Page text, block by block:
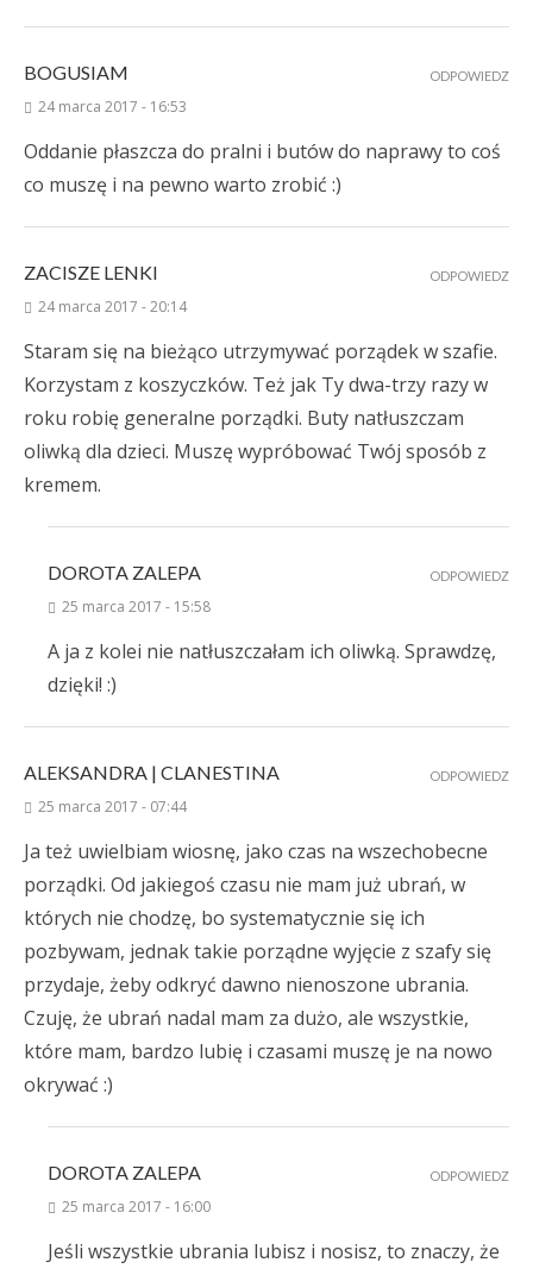
BOGUSIAM
24 marca 2017 - 16:53
Oddanie płaszcza do pralni i butów do naprawy to coś
co muszę i na pewno warto zrobić :)
ODPOWIEDZ
ZACISZE LENKI
24 marca 2017 - 20:14
Staram się na bieżąco utrzymywać porządek w szafie.
Korzystam z koszyczków. Też jak Ty dwa-trzy razy w
roku robię generalne porządki. Buty natłuszczam
oliwką dla dzieci. Muszę wypróbować Twój sposób z
kremem.
ODPOWIEDZ
DOROTA ZALEPA
25 marca 2017 - 15:58
A ja z kolei nie natłuszczałam ich oliwką. Sprawdzę,
dzięki! :)
ODPOWIEDZ
ALEKSANDRA | CLANESTINA
25 marca 2017 - 07:44
Ja też uwielbiam wiosnę, jako czas na wszechobecne
porządki. Od jakiegoś czasu nie mam już ubrań, w
których nie chodzę, bo systematycznie się ich
pozbywam, jednak takie porządne wyjęcie z szafy się
przydaje, żeby odkryć dawno nienoszone ubrania.
Czuję, że ubrań nadal mam za dużo, ale wszystkie,
które mam, bardzo lubię i czasami muszę je na nowo
okrywać :)
ODPOWIEDZ
DOROTA ZALEPA
25 marca 2017 - 16:00
Jeśli wszystkie ubrania lubisz i nosisz, to znaczy, że
ODPOWIEDZ